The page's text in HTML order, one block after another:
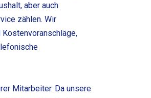
aber auch
zählen. Wir
Mitarbeiter. Da unsere